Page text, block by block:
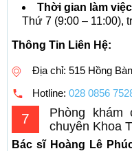
Thời gian làm
Thứ 7 (9:00 – 11:00),
Thông Tin Liên Hệ:
Địa chỉ: 515 Hồng
Hotline: 028 0856
7
Phòng
chuyên Khoa
Bác sĩ Hoàng Lê